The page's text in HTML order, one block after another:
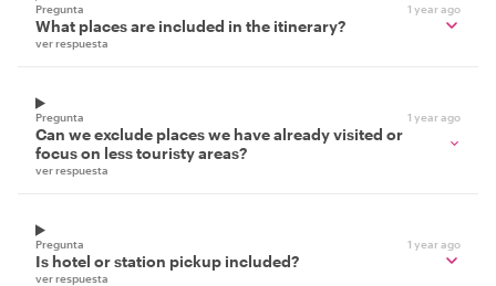
Pregunta 1 year ago
What places are included in the itinerary?
ver respuesta
Pregunta 1 year ago
Can we exclude places we have already visited or
focus on less touristy areas?
ver respuesta
Pregunta 1 year ago
Is hotel or station pickup included?
ver respuesta